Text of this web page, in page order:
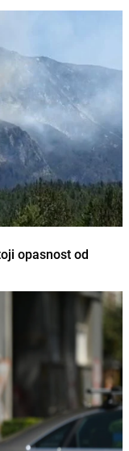
opasnost od